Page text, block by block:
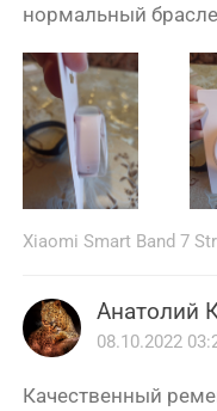
нормальный
Xiaomi Smart Band 7
Анатолий
08.10.2022
Качественный